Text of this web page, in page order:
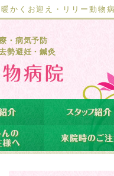
かくお迎え・リリー動物
・病気予防
勢避妊・鍼灸